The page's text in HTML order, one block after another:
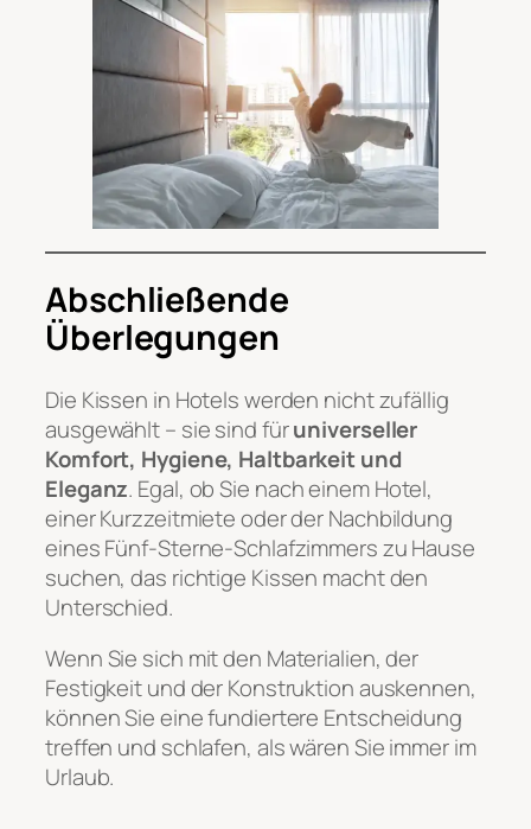
Abschließende
Überlegungen
Die Kissen in Hotels werden nicht zufällig
ausgewählt – sie sind füruniverseller
Komfort, Hygiene, Haltbarkeit und
Eleganz. Egal, ob Sie nach einem Hotel,
einer Kurzzeitmiete oder der Nachbildung
eines Fünf-Sterne-Schlafzimmers zu Hause
suchen, das richtige Kissen macht den
Unterschied.
Wenn Sie sich mit den Materialien, der
Festigkeit und der Konstruktion auskennen,
können Sie eine fundiertere Entscheidung
treffen und schlafen, als wären Sie immer im
Urlaub.